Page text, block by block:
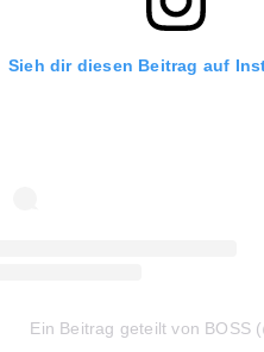
Sieh dir diesen Beitrag auf
Ein Beitrag geteilt von BOSS